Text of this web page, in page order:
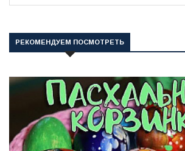
РЕКОМЕНДУЕМ ПОСМОТРЕТЬ